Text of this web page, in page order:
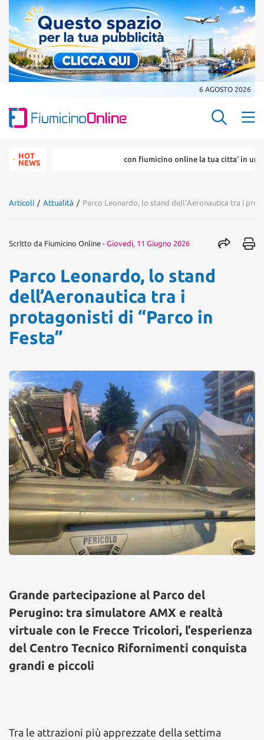
6 AGOSTO 2026
Search
for:HOT
NEWS
con fiumicino online la tua citta' in un ... click
Articoli / Attualità / Parco Leonardo, lo stand dell’Aeronautica tra i
Scritto da Fiumicino Online - Giovedì, 11 Giugno 2026
Parco Leonardo, lo stand
dell’Aeronautica tra i
protagonisti di “Parco in
Festa”
Grande partecipazione al Parco del
Perugino: tra simulatore AMX e realtà
virtuale con le Frecce Tricolori, l’esperienza
del Centro Tecnico Rifornimenti conquista
grandi e piccoli
Tra le attrazioni più apprezzate della settima